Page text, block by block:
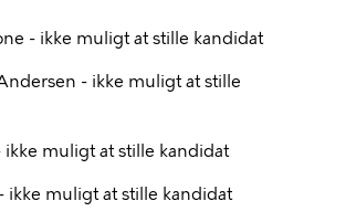
- ikke muligt at stille kandidat
- ikke muligt at stille
muligt at stille kandidat
ikke muligt at stille kandidat